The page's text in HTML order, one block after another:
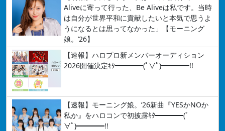
Aliveに寄って行った、Be Aliveは私です。当時
は自分が世界平和に貢献したいと本気で思うよ
うになるとは思ってなかった」【モーニング
娘。’26】
【速報】ハロプロ新メンバーオーディション
2026開催決定ｷﾀ━━━━(ﾟ∀ﾟ)━━━━!!
【速報】モーニング娘。’26新曲『YESかNOか
私か』をハロコンで初披露ｷﾀ━━━━(ﾟ
∀ﾟ)━━━━!!